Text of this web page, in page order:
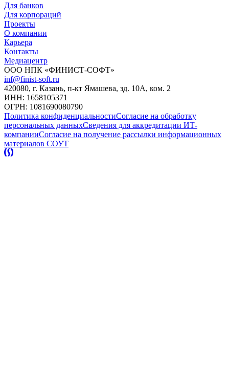
Для банков
Для корпораций
Проекты
О компании
Карьера
Контакты
Медиацентр
ООО НПК «ФИНИСТ-СОФТ»
inf@finist-soft.ru
420080, г. Казань, п-кт Ямашева, зд. 10А, ком. 2
ИНН: 1658105371
ОГРН: 1081690080790
Политика конфиденциальностиСогласие на обработку
персональных данныхСведения для аккредитации ИТ-
компанииСогласие на получение рассылки информационных
материалов СОУТ